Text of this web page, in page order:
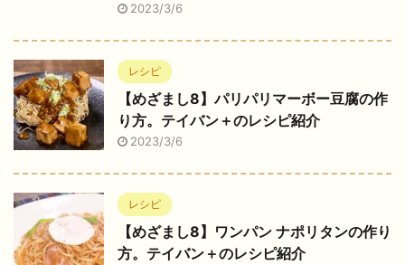
2023/3/6
レシピ
【めざまし8】パリパリマーボー豆腐の作
り方。テイバン＋のレシピ紹介
2023/3/6
レシピ
【めざまし8】ワンパン ナポリタンの作り
方。テイバン＋のレシピ紹介